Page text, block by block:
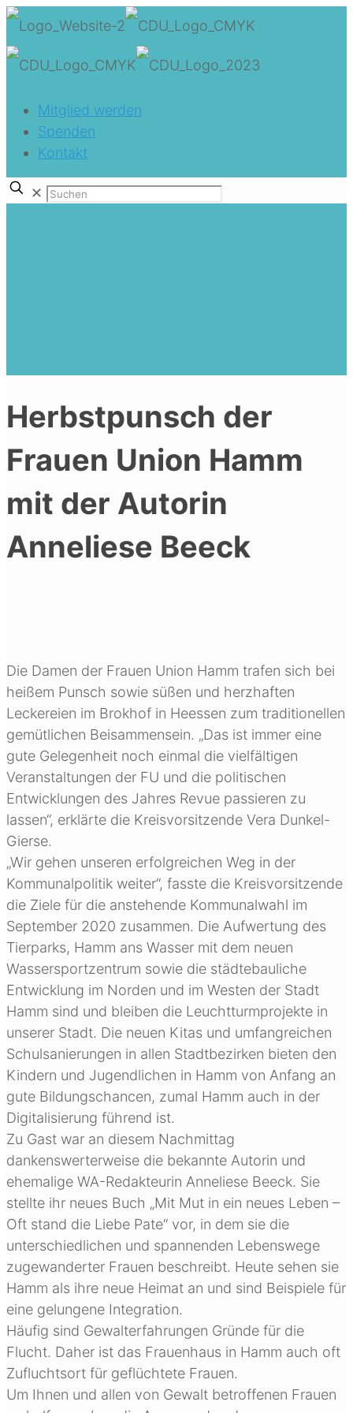
Mitglied werden
Spenden
Kontakt
✕
Herbstpunsch der
Frauen Union Hamm
mit der Autorin
Anneliese Beeck
Die Damen der Frauen Union Hamm trafen sich bei
heißem Punsch sowie süßen und herzhaften
Leckereien im Brokhof in Heessen zum traditionellen
gemütlichen Beisammensein. „Das ist immer eine
gute Gelegenheit noch einmal die vielfältigen
Veranstaltungen der FU und die politischen
Entwicklungen des Jahres Revue passieren zu
lassen“, erklärte die Kreisvorsitzende Vera Dunkel-
Gierse.
„Wir gehen unseren erfolgreichen Weg in der
Kommunalpolitik weiter“, fasste die Kreisvorsitzende
die Ziele für die anstehende Kommunalwahl im
September 2020 zusammen. Die Aufwertung des
Tierparks, Hamm ans Wasser mit dem neuen
Wassersportzentrum sowie die städtebauliche
Entwicklung im Norden und im Westen der Stadt
Hamm sind und bleiben die Leuchtturmprojekte in
unserer Stadt. Die neuen Kitas und umfangreichen
Schulsanierungen in allen Stadtbezirken bieten den
Kindern und Jugendlichen in Hamm von Anfang an
gute Bildungschancen, zumal Hamm auch in der
Digitalisierung führend ist.
Zu Gast war an diesem Nachmittag
dankenswerterweise die bekannte Autorin und
ehemalige WA-Redakteurin Anneliese Beeck. Sie
stellte ihr neues Buch „Mit Mut in ein neues Leben –
Oft stand die Liebe Pate“ vor, in dem sie die
unterschiedlichen und spannenden Lebenswege
zugewanderter Frauen beschreibt. Heute sehen sie
Hamm als ihre neue Heimat an und sind Beispiele für
eine gelungene Integration.
Häufig sind Gewalterfahrungen Gründe für die
Flucht. Daher ist das Frauenhaus in Hamm auch oft
Zufluchtsort für geflüchtete Frauen.
Um Ihnen und allen von Gewalt betroffenen Frauen